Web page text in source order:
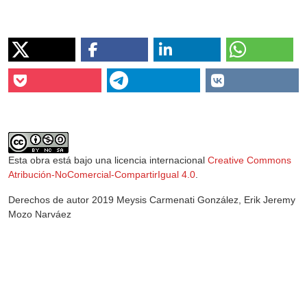
Esta obra está bajo una licencia internacional Creative Commons
Atribución-NoComercial-CompartirIgual 4.0.
Derechos de autor 2019 Meysis Carmenati González, Erik Jeremy
Mozo Narváez